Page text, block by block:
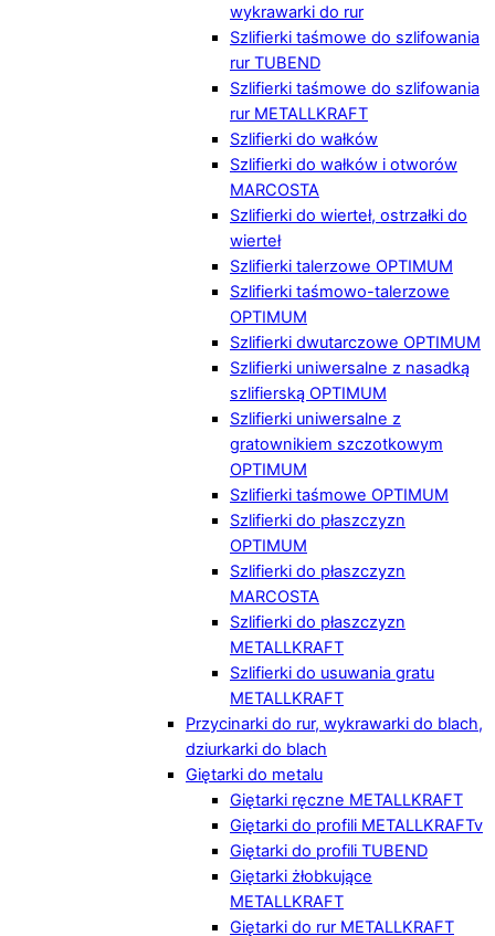
wykrawarki do rur
Szlifierki taśmowe do szlifowania
rur TUBEND
Szlifierki taśmowe do szlifowania
rur METALLKRAFT
Szlifierki do wałków
Szlifierki do wałków i otworów
MARCOSTA
Szlifierki do wierteł, ostrzałki do
wierteł
Szlifierki talerzowe OPTIMUM
Szlifierki taśmowo-talerzowe
OPTIMUM
Szlifierki dwutarczowe OPTIMUM
Szlifierki uniwersalne z nasadką
szlifierską OPTIMUM
Szlifierki uniwersalne z
gratownikiem szczotkowym
OPTIMUM
Szlifierki taśmowe OPTIMUM
Szlifierki do płaszczyzn
OPTIMUM
Szlifierki do płaszczyzn
MARCOSTA
Szlifierki do płaszczyzn
METALLKRAFT
Szlifierki do usuwania gratu
METALLKRAFT
Przycinarki do rur, wykrawarki do blach,
dziurkarki do blach
Giętarki do metalu
Giętarki ręczne METALLKRAFT
Giętarki do profili METALLKRAFTv
Giętarki do profili TUBEND
Giętarki żłobkujące
METALLKRAFT
Giętarki do rur METALLKRAFT